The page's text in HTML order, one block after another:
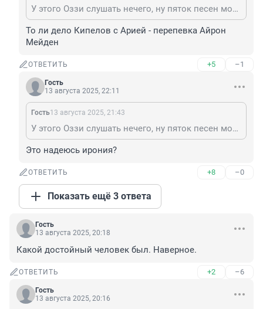
У этого Оззи слушать нечего, ну пяток песен может. То ли дело Паша.
То ли дело Кипелов с Арией - перепевка Айрон
Мейден
ОТВЕТИТЬ +5 –1
Гость
13 августа 2025, 22:11
Гость13 августа 2025, 21:43
У этого Оззи слушать нечего, ну пяток песен может. То ли дело Паша.
Это надеюсь ирония?
ОТВЕТИТЬ +8 –0
Показать ещё 3 ответа
Гость
13 августа 2025, 20:18
Какой достойный человек был. Наверное.
ОТВЕТИТЬ +2 –6
Гость
13 августа 2025, 20:16